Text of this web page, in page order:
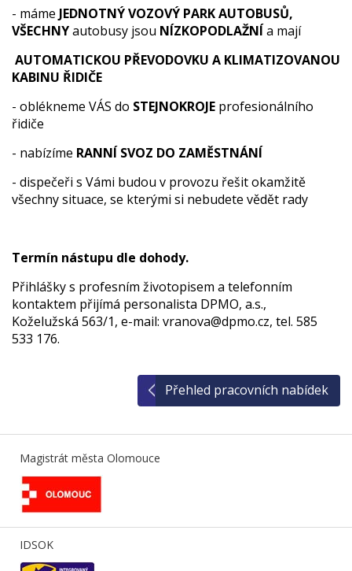
- máme JEDNOTNÝ VOZOVÝ PARK AUTOBUSŮ,
VŠECHNYautobusy jsou NÍZKOPODLAŽNÍa mají
AUTOMATICKOU PŘEVODOVKU A KLIMATIZOVANOU
KABINU ŘIDIČE
- oblékneme VÁS do STEJNOKROJE profesionálního
řidiče
- nabízíme RANNÍ SVOZ DO ZAMĚSTNÁNÍ
- dispečeři s Vámi budou v provozu řešit okamžitě
všechny situace, se kterými si nebudete vědět rady
Termín nástupu dle dohody.
Přihlášky s profesním životopisem a telefonním
kontaktem přijímá personalista DPMO, a.s.,
Koželužská 563/1, e-mail: vranova@dpmo.cz, tel. 585
533 176.
Přehled pracovních nabídek
Magistrát města Olomouce
IDSOK